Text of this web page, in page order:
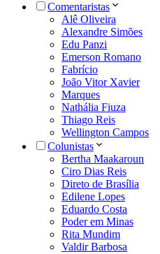
Comentaristas
Alê Oliveira
Alexandre Simões
Edu Panzi
Emerson Romano
Fabrício
João Vitor Xavier
Marques
Nathália Fiuza
Thiago Reis
Wellington Campos
Colunistas
Bertha Maakaroun
Ciro Dias Reis
Direto de Brasília
Edilene Lopes
Eduardo Costa
Poder em Minas
Rita Mundim
Valdir Barbosa